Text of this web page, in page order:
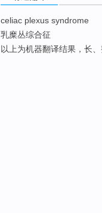
celiac plexus syndrome
乳糜丛综合征
以上为机器翻译结果，长